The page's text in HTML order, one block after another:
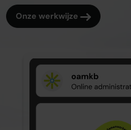
Onze werkwijze